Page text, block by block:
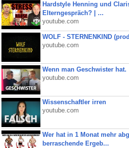
Hardstyle Henning und
Elterngespräch? | ...
youtube.com
WOLF - STERNENKIND
youtube.com
Wenn man Geschwister hat.
youtube.com
Wissenschaftler irren
youtube.com
Wer hat in 1 Monat mehr
berraschende Ergeb...